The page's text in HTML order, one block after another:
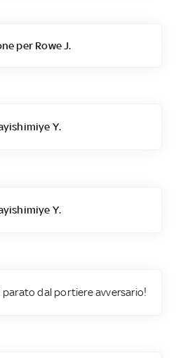
per Rowe J.
Y.
Y.
parato dal portiere avversario!